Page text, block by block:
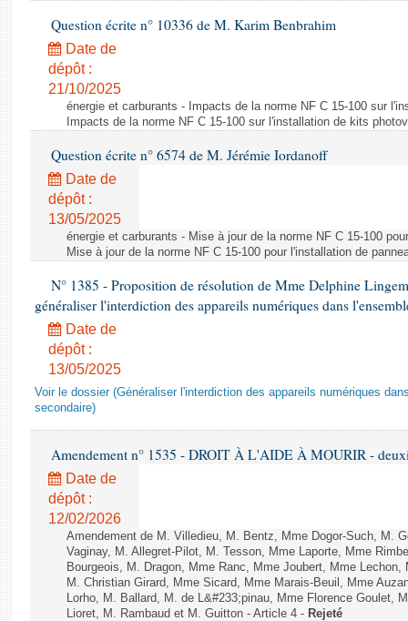
Question écrite n° 10336 de M. Karim Benbrahim
Date de
dépôt :
21/10/2025
énergie et carburants - Impacts de la norme NF C 15-100 sur
Impacts de la norme NF C 15-100 sur l'installation de kits
Question écrite n° 6574 de M. Jérémie Iordanoff
Date de
dépôt :
13/05/2025
énergie et carburants - Mise à jour de la norme NF C 15-100
Mise à jour de la norme NF C 15-100 pour l'installation de
N° 1385 - Proposition de résolution de Mme Delphine
généraliser l'interdiction des appareils numériques dans
Date de
dépôt :
13/05/2025
Voir le dossier (Généraliser l'interdiction des appareils numériques
secondaire)
Amendement n° 1535 - DROIT À L'AIDE À MOURIR -
Date de
dépôt :
12/02/2026
Amendement de M. Villedieu, M. Bentz, Mme Dogor-Such, M.
Vaginay, M. Allegret-Pilot, M. Tesson, Mme Laporte, Mme
Bourgeois, M. Dragon, Mme Ranc, Mme Joubert, Mme
M. Christian Girard, Mme Sicard, Mme Marais-Beuil, Mme
Lorho, M. Ballard, M. de L&#233;pinau, Mme Florence Goulet,
Lioret, M. Rambaud et M. Guitton - Article 4 - Rejeté